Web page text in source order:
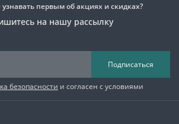
узнавать первым об акциях и скидках?
на нашу рассылку
Подписаться
безопасности и согласен с условиями